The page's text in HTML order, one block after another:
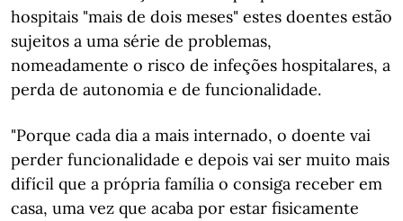
hospitais "mais de dois meses" estes doentes estão
sujeitos a uma série de problemas,
nomeadamente o risco de infeções hospitalares, a
perda de autonomia e de funcionalidade.
"Porque cada dia a mais internado, o doente vai
perder funcionalidade e depois vai ser muito mais
difícil que a própria família o consiga receber em
casa, uma vez que acaba por estar fisicamente